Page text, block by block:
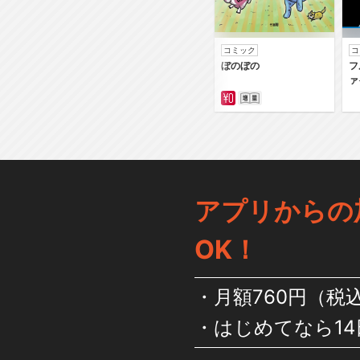
コミック
ぼのぼの
アプリから
OK！
月額760円（税
はじめてなら14